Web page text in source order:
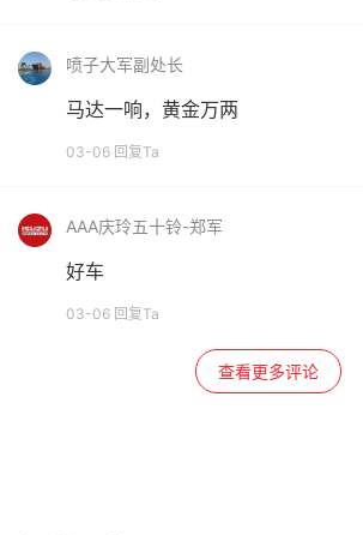
喷子大军副处长
马达一响，黄金万两
03-06 回复Ta
AAA庆玲五十铃-郑军
好车
03-06 回复Ta
查看更多评论